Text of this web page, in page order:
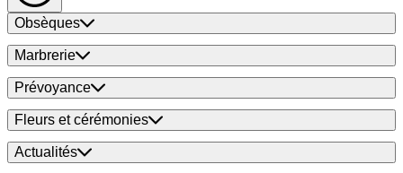
Obsèques
Marbrerie
Prévoyance
Fleurs et cérémonies
Actualités